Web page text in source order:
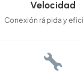
Velocidad
Conexión rápida y